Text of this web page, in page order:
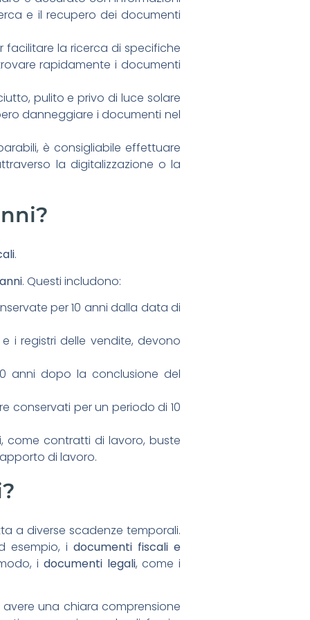
e il recupero dei documenti
facilitare la ricerca di specifiche
rapidamente i documenti
pulito e privo di luce solare
danneggiare i documenti nel
è consigliabile effettuare
la digitalizzazione o la
.
. Questi includono:
per 10 anni dalla data di
i registri delle vendite, devono
anni dopo la conclusione del
conservati per un periodo di 10
come contratti di lavoro, buste
di lavoro.
a diverse scadenze temporali.
esempio, i documenti fiscali e
i documenti legali, come i
una chiara comprensione